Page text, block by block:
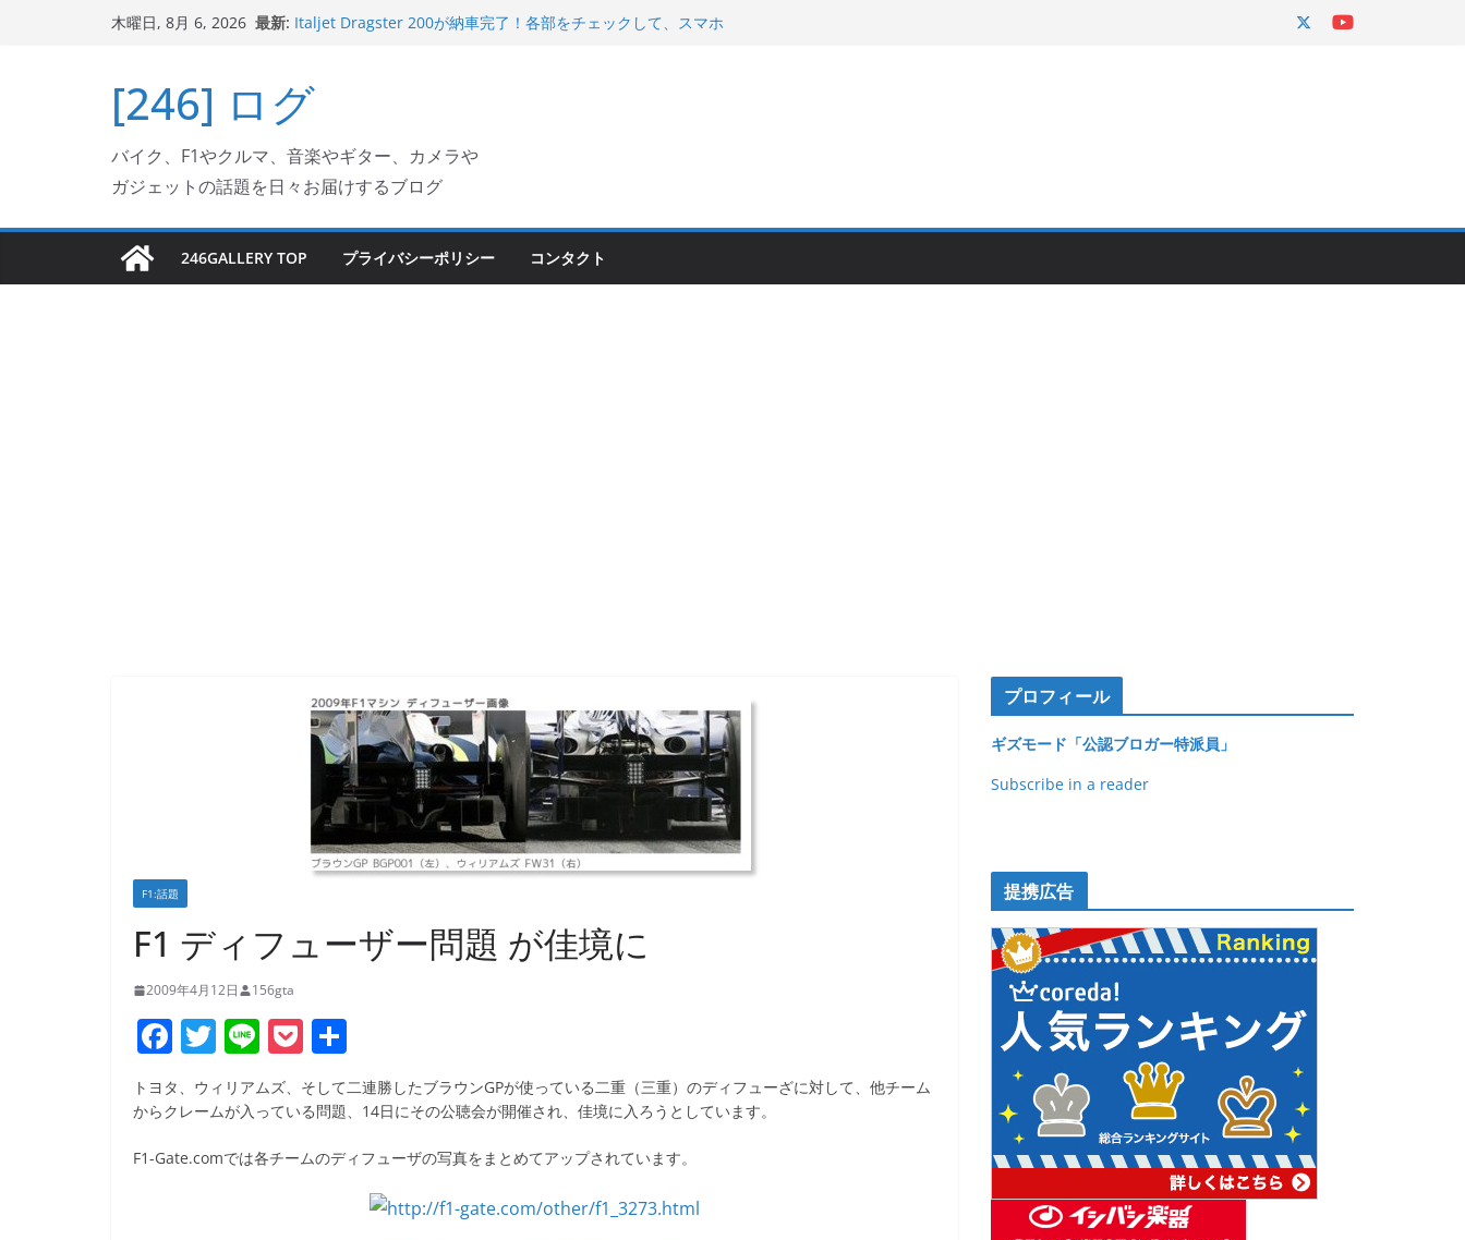
キ
プ
木曜日, 8月 6, 2026 最新: Italjet Dragster 200が納車完了！各部をチェックして、スマホ
Ken Block 逝去
岩手県奥州市へのふるさと納税で KGR HARMONY 南部鉄器エ
Italjet Dragster 200のフロントISSサスの動きが判ったらコーナ
リングが楽しくなった
[246] ログ
バイク、F1やクルマ、音楽やギター、カメラや
ガジェットの話題を日々お届けするブログ
246GALLERY TOP プライバシーポリシー コンタクト
F1:話題
F1 ディフューザー問題 が佳境に
2009年4月12日 156gta
F
a
c
e
b
T
w
itt
er
Li
n
e
P
o
ck
et
有
トヨタ、ウィリアムズ、そして二連勝したブラウンGPが使っている二重（三重）のディフューざに対して、他チーム
からクレームが入っている問題、14日にその公聴会が開催され、佳境に入ろうとしています。
F1-Gate.comでは各チームのディフューザの写真をまとめてアップされています。
プロフィール
ギズモード「公認ブロガー特派員」
Subscribe in a reader
提携広告